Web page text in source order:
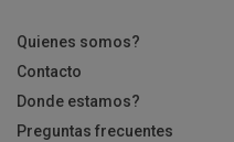
Quienes somos?
Contacto
Donde estamos?
Preguntas frecuentes